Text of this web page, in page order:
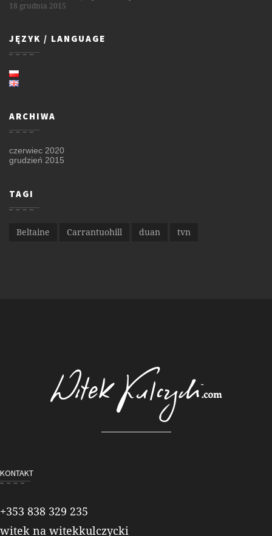
18 grudnia 2015
JĘZYK / LANGUAGE
ARCHIWA
czerwiec 2020
grudzień 2015
TAGI
Beltaine Carrantuohill duan tvn
KONTAKT
+353 838 329 235
witek na witekkulczycki